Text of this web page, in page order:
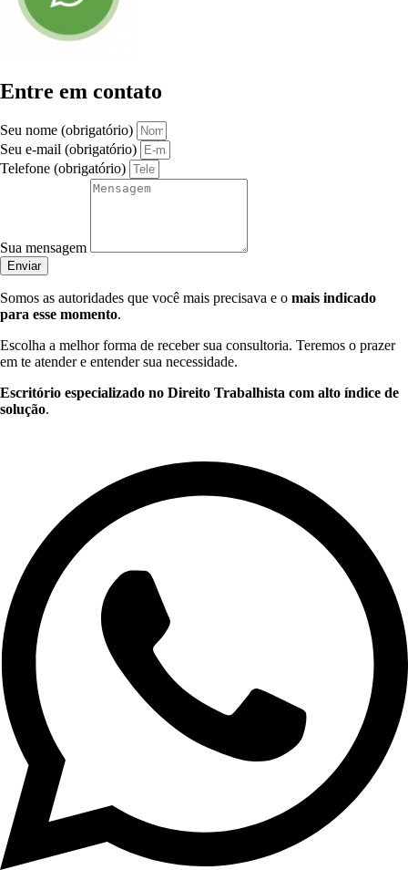
Entre em contato
Seu nome (obrigatório)
Seu e-mail (obrigatório)
Telefone (obrigatório)
Sua mensagem
Enviar
Somos as autoridades que você mais precisava e o mais indicado
para esse momento.
Escolha a melhor forma de receber sua consultoria. Teremos o prazer
em te atender e entender sua necessidade.
Escritório especializado no Direito Trabalhista com alto índice de
solução.